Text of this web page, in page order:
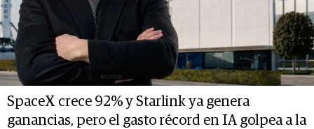
SpaceX crece 92% y Starlink ya genera
ganancias, pero el gasto récord en IA golpea a la